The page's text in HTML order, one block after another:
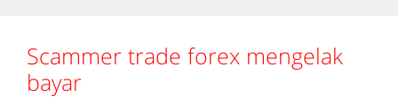
Scammer trade forex mengelak
bayar